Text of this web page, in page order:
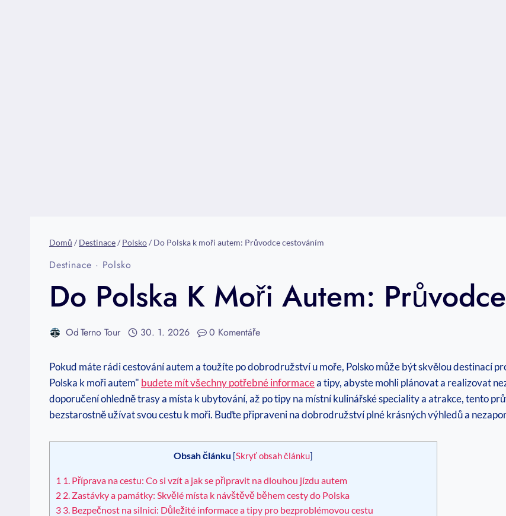
Domů / Destinace/ Polsko/ Do Polska k moři autem: Průvodce cestováním
Destinace · Polsko
Do Polska K Moři Autem:
OdTerno Tour 30. 1. 2026 0 Komentáře
Pokud máte rádi cestování autem a toužíte po dobrodružství u moře, Polsko může být skvělou destinací
Polska k moři autem" budete mít všechny potřebné informacea tipy, abyste mohli plánovat a realizovat
doporučení ohledně trasy a místa k ubytování, až po tipy na místní kulinářské speciality a atrakce, tento
bezstarostně užívat svou cestu k moři. Buďte připraveni na dobrodružství plné krásných výhledů a
Obsah článku [Skryť obsah článku]
1 1. Příprava na cestu: Co si vzít a jak se připravit na dlouhou jízdu autem
2 2. Zastávky a památky: Skvělé místa k návštěvě během cesty do Polska
3 3. Bezpečnost na silnici: Důležité informace a tipy pro bezproblémovou cestu